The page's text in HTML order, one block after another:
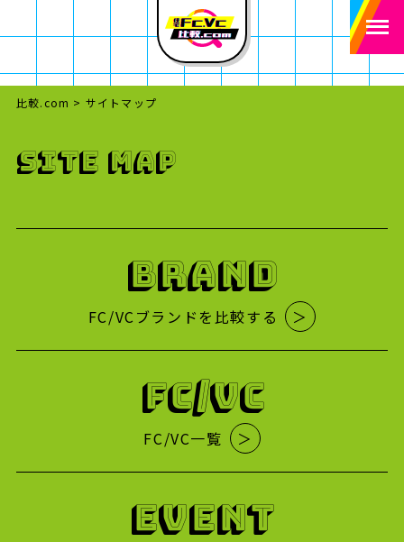
比較.com > サイトマップ
SITE MAP
BRAND
FC/VCブランドを比較する ＞
FC/VC
FC/VC一覧 ＞
EVENT